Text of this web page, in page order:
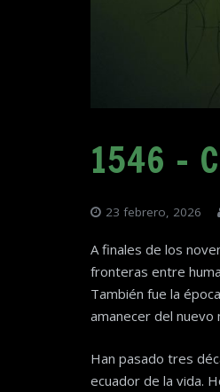
1546 –
23 febrero, 2026
A finales de los
fronteras entre
También fue la
amanecer del nuevo
Han pasado tres
ecuador de la vida.